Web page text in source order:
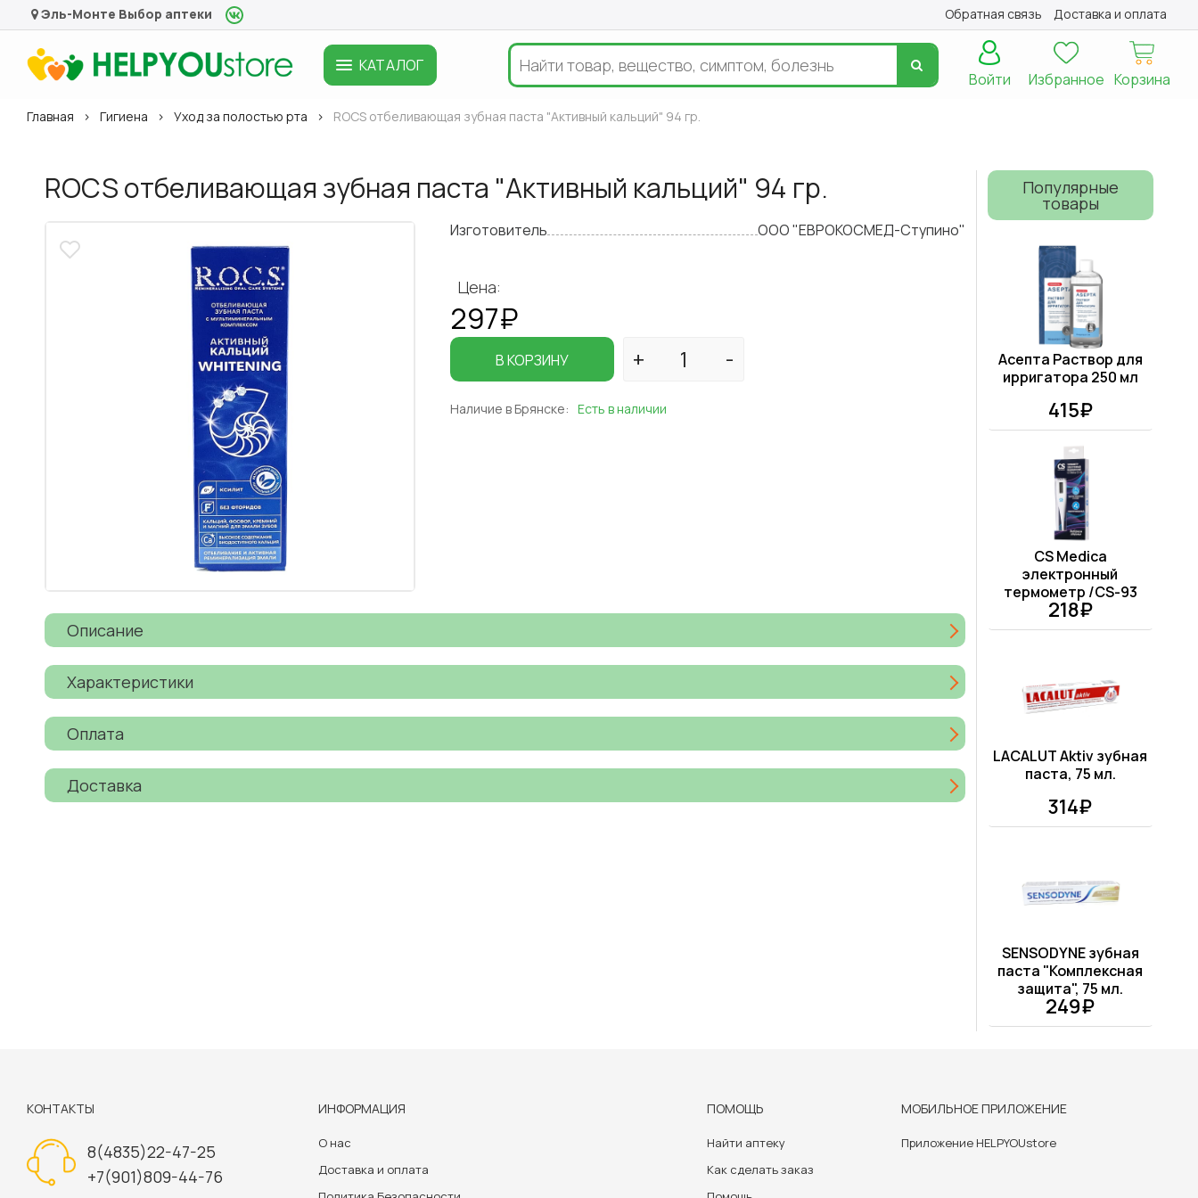
Эль-Монте Выбор аптеки Обратная связь Доставка и оплата
КАТАЛОГ
Корзина
Избранное
Войти
Главная Гигиена Уход за полостью рта ROCS отбеливающая зубная паста "Активный кальций" 94 гр.
ROCS отбеливающая зубная паста "Активный кальций" 94 гр.
Изготовитель ООО "ЕВРОКОСМЕД-Ступино"
Цена:
297₽
В КОРЗИНУ
Наличие в Брянске: Есть в наличии
Описание
Характеристики
Оплата
Доставка
Популярные
товары
Асепта Раствор для
ирригатора 250 мл
415₽
CS Medica
электронный
термометр /CS-93
218₽
LACALUT Aktiv зубная
паста, 75 мл.
314₽
SENSODYNE зубная
паста "Комплексная
защита", 75 мл.
249₽
КОНТАКТЫ
8(4835)22-47-25
+7(901)809-44-76
ИНФОРМАЦИЯ
О нас
Доставка и оплата
ПОМОЩЬ
Найти аптеку
Как сделать заказ
МОБИЛЬНОЕ ПРИЛОЖЕНИЕ
Приложение HELPYOUstore